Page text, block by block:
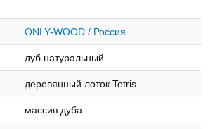
ONLY-WOOD / Россия
дуб натуральный
деревянный лоток Tetris
массив дуба